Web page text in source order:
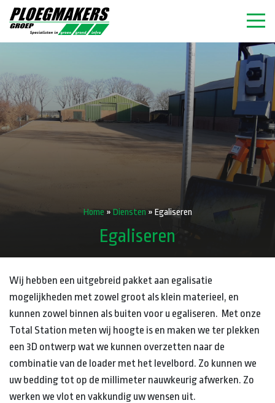
Home»Diensten»Egaliseren
Egaliseren
Wij hebben een uitgebreid pakket aan egalisatie
mogelijkheden met zowel groot als klein materieel, en
kunnen zowel binnen als buiten voor u egaliseren. Met onze
Total Station meten wij hoogte is en maken we ter plekken
een 3D ontwerp wat we kunnen overzetten naar de
combinatie van de loader met het levelbord. Zo kunnen we
uw bedding tot op de millimeter nauwkeurig afwerken. Zo
werken we vlot en vakkundig uw wensen uit.